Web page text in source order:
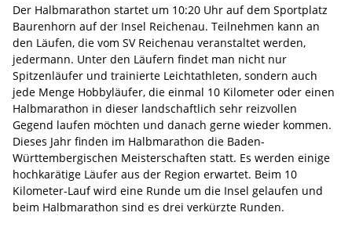
Der Halbmarathon startet um 10:20 Uhr auf dem Sportplatz
Baurenhorn auf der Insel Reichenau. Teilnehmen kann an
den Läufen, die vom SV Reichenau veranstaltet werden,
jedermann. Unter den Läufern findet man nicht nur
Spitzenläufer und trainierte Leichtathleten, sondern auch
jede Menge Hobbyläufer, die einmal 10 Kilometer oder einen
Halbmarathon in dieser landschaftlich sehr reizvollen
Gegend laufen möchten und danach gerne wieder kommen.
Dieses Jahr finden im Halbmarathon die Baden-
Württembergischen Meisterschaften statt. Es werden einige
hochkarätige Läufer aus der Region erwartet. Beim 10
Kilometer-Lauf wird eine Runde um die Insel gelaufen und
beim Halbmarathon sind es drei verkürzte Runden.